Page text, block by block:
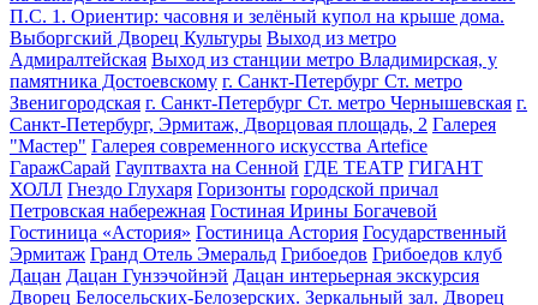
П.С. 1. Ориентир: часовня и зелёный купол на крыше дома.
Выборгский Дворец Культуры Выход из метро
Адмиралтейская Выход из станции метро Владимирская, у
памятника Достоевскому г. Санкт-Петербург Ст. метро
Звенигородская г. Санкт-Петербург Ст. метро Чернышевская г.
Санкт-Петербург, Эрмитаж, Дворцовая площадь, 2 Галерея
"Мастер" Галерея современного искусства Artefice
ГаражСарай Гауптвахта на Сенной ГДЕ ТЕАТР ГИГАНТ
ХОЛЛ Гнездо Глухаря Горизонты городской причал
Петровская набережная Гостиная Ирины Богачевой
Гостиница «Астория» Гостиница Астория Государственный
Эрмитаж Гранд Отель Эмеральд Грибоедов Грибоедов клуб
Дацан Дацан Гунзэчойнэй Дацан интерьерная экскурсия
Дворец Белосельских-Белозерских. Зеркальный зал. Дворец